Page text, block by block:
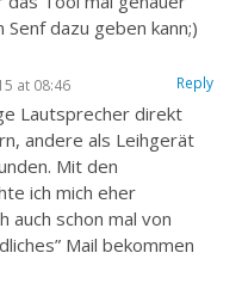
dazu geben kann;)
at 08:46 Reply
Lautsprecher direkt
andere als Leihgerät
Mit den
ich mich eher
auch schon mal von
Mail bekommen